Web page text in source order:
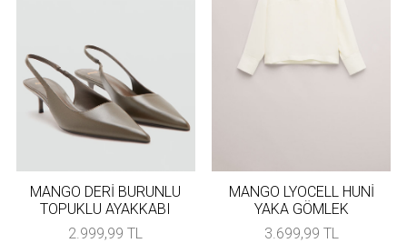
MANGO DERİ BURUNLU
TOPUKLU AYAKKABI
2.999,99 TL
MANGO LYOCELL HUNİ
YAKA GÖMLEK
3.699,99 TL